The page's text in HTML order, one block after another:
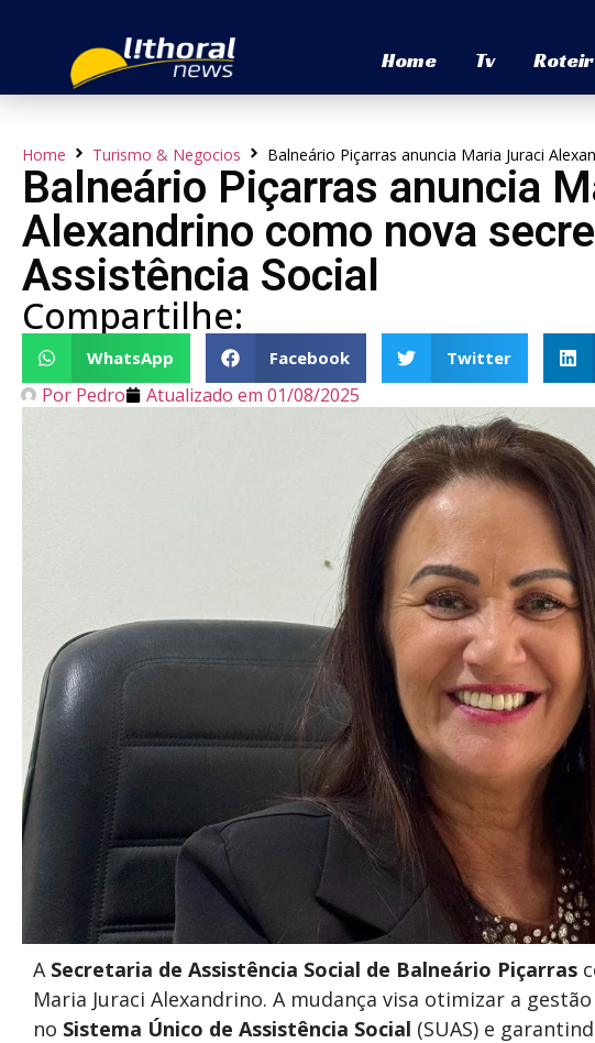
Home Tv
Home Turismo & Negocios Balneário Piçarras anuncia Maria Juraci
Balneário Piçarras anuncia
Alexandrino como nova
Assistência Social
Compartilhe:
WhatsApp Facebook Twitter
Por Pedro Atualizado em 01/08/2025
A Secretaria de Assistência Social de Balneário Piçarras
Maria Juraci Alexandrino. A mudança visa otimizar a
no Sistema Único de Assistência Social (SUAS) e